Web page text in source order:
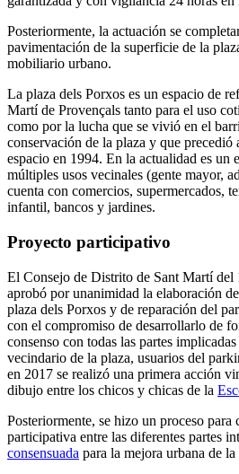
Posteriormente, la actuación se
pavimentación de la superficie de la
mobiliario urbano.
La plaza dels Porxos es un espacio de
Martí de Provençals tanto para el uso
como por la lucha que se vivió en el
conservación de la plaza y que precedió
espacio en 1994. En la actualidad es un
múltiples usos vecinales (gente mayor,
cuenta con comercios, supermercados,
infantil, bancos y jardines.
Proyecto participativo
El Consejo de Distrito de Sant Martí del
aprobó por unanimidad la elaboración
plaza dels Porxos y de reparación del
con el compromiso de desarrollarlo de
consenso con todas las partes
vecindario de la plaza, usuarios del
en 2017 se realizó una primera acción
dibujo entre los chicos y chicas de la
Posteriormente, se hizo un proceso para
participativa entre las diferentes partes
consensuada para la mejora urbana de la